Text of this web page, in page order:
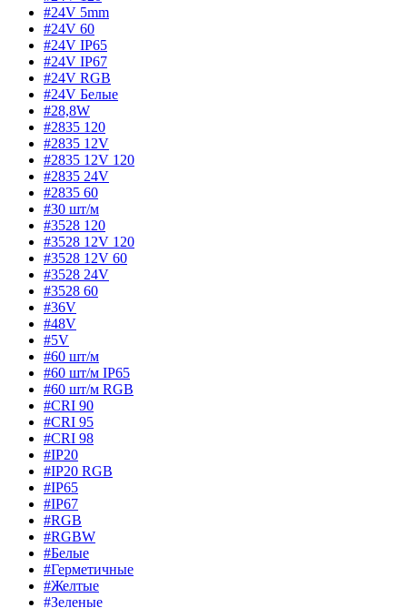
#24V 5mm
#24V 60
#24V IP65
#24V IP67
#24V RGB
#24V Белые
#28,8W
#2835 120
#2835 12V
#2835 12V 120
#2835 24V
#2835 60
#30 шт/м
#3528 120
#3528 12V 120
#3528 12V 60
#3528 24V
#3528 60
#36V
#48V
#5V
#60 шт/м
#60 шт/м IP65
#60 шт/м RGB
#CRI 90
#CRI 95
#CRI 98
#IP20
#IP20 RGB
#IP65
#IP67
#RGB
#RGBW
#Белые
#Герметичные
#Желтые
#Зеленые